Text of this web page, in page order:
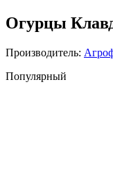
Огурцы
Производитель:
Популярный